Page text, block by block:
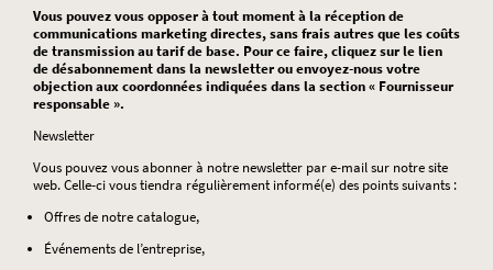
Vous pouvez vous opposer à tout moment à la réception de
communications marketing directes, sans frais autres que les coûts
de transmission au tarif de base. Pour ce faire, cliquez sur le lien
de désabonnement dans la newsletter ou envoyez-nous votre
objection aux coordonnées indiquées dans la section « Fournisseur
responsable ».
Newsletter
Vous pouvez vous abonner à notre newsletter par e-mail sur notre site
web. Celle-ci vous tiendra régulièrement informé(e) des points suivants :
Offres de notre catalogue,
Événements de l’entreprise,